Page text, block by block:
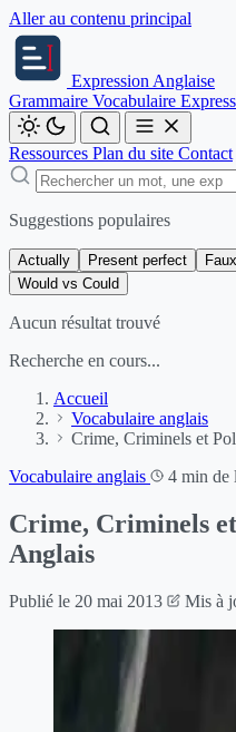
Aller au contenu principal
Expression Anglaise
Grammaire Vocabulaire
Ressources Plan du site Contact
Suggestions populaires
Actually Present perfect
Would vs Could
Aucun résultat trouvé
Recherche en cours...
Accueil
Vocabulaire anglais
Crime, Criminels et
Vocabulaire anglais
4 min de
Crime, Criminels
Anglais
Publié le 20 mai 2013 Mis à